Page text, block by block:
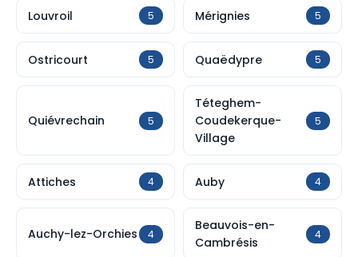
Louvroil 5 Mérignies 5
Ostricourt 5 Quaëdypre 5
Quiévrechain 5
Téteghem-
Coudekerque-
Village
5
Attiches 4 Auby 4
Auchy-lez-Orchies 4
Beauvois-en-
Cambrésis
4